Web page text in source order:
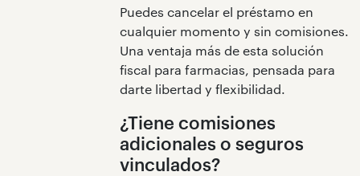
Puedes cancelar el préstamo en
cualquier momento y sin comisiones.
Una ventaja más de esta solución
fiscal para farmacias, pensada para
darte libertad y flexibilidad.
¿Tiene comisiones
adicionales o seguros
vinculados?